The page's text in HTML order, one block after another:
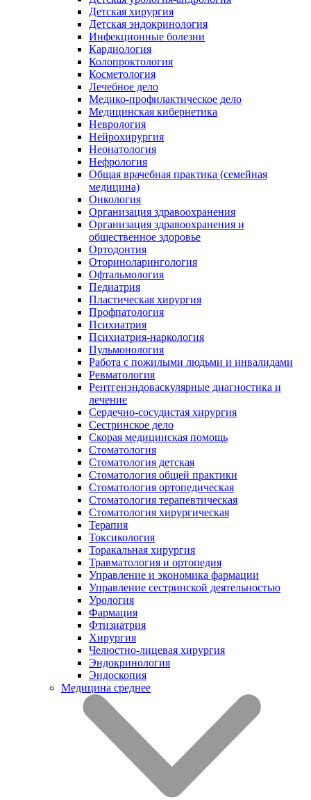
Детская хирургия
Детская эндокринология
Инфекционные болезни
Кардиология
Колопроктология
Косметология
Лечебное дело
Медико-профилактическое дело
Медицинская кибернетика
Неврология
Нейрохирургия
Неонатология
Нефрология
Общая врачебная практика (семейная
медицина)
Онкология
Организация здравоохранения
Организация здравоохранения и
общественное здоровье
Ортодонтия
Оториноларингология
Офтальмология
Педиатрия
Пластическая хирургия
Профпатология
Психиатрия
Психиатрия-наркология
Пульмонология
Работа с пожилыми людьми и инвалидами
Ревматология
Рентгенэндоваскулярные диагностика и
лечение
Сердечно-сосудистая хирургия
Сестринское дело
Скорая медицинская помощь
Стоматология
Стоматология детская
Стоматология общей практики
Стоматология ортопедическая
Стоматология терапевтическая
Стоматология хирургическая
Терапия
Токсикология
Торакальная хирургия
Травматология и ортопедия
Управление и экономика фармации
Управление сестринской деятельностью
Урология
Фармация
Фтизиатрия
Хирургия
Челюстно-лицевая хирургия
Эндокринология
Эндоскопия
Медицина среднее